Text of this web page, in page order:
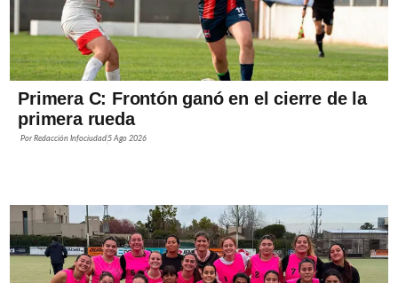
Primera C: Frontón ganó en el cierre de la
primera rueda
PorRedacción Infociudad5 Ago 2026